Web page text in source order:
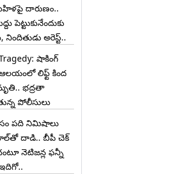
దారుణం..
పెట్టుకునేందుకు
అరెస్ట్..
షాకింగ్
లిఫ్ట్ కింద
భద్రతా
పోలీసులు
పది నిమిషాలు
దాడి.. బీపీ చెక్
నెటిజన్ల ఫన్నీ